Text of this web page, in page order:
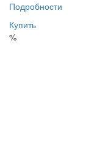
Подробности
Купить
%